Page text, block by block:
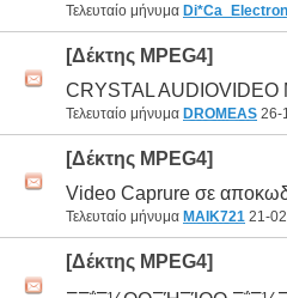
Τελευταίο μήνυμα
[Δέκτης MPEG4]
CRYSTAL AUDIOVIDEO
Τελευταίο μήνυμα DROMEAS 26-
[Δέκτης MPEG4]
Video Caprure σε
Τελευταίο μήνυμα MAIK721 21-
[Δέκτης MPEG4]